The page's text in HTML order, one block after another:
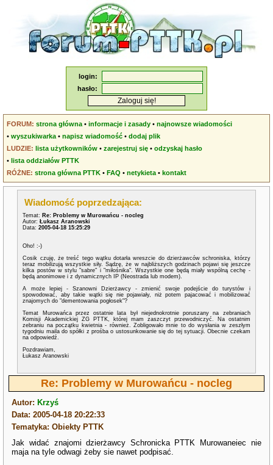
login:
hasło:
FORUM: strona główna •informacje i zasady •najnowsze wiadomości
•wyszukiwarka •napisz wiadomość •dodaj plik
LUDZIE: lista użytkowników •zarejestruj się •odzyskaj hasło
•lista oddziałów PTTK
RÓŻNE: strona główna PTTK •FAQ •netykieta •kontakt
Wiadomość poprzedzająca:
Temat: Re: Problemy w Murowańcu - nocleg
Autor:Łukasz Aranowski
Data:2005-04-18 15:25:29
Oho! :-)
Cosik czuję, że treść tego wątku dotarła wreszcie do dzierżawców schroniska, którzy
teraz mobilizują wszystkie siły. Sądzę, że w najbliższych godzinach pojawi się jeszcze
kilka postów w stylu "sabre" i "miłośnika". Wszystkie one będą miały wspólną cechę -
będą anonimowe i z dynamicznych IP (Neostrada lub modem).
A może lepiej - Szanowni Dzierżawcy - zmienić swoje podejście do turystów i
spowodować, aby takie wątki się nie pojawiały, niż potem pajacować i mobilizować
znajomych do "dementowania pogłosek"?
Temat Murowańca przez ostatnie lata był niejednokrotnie poruszany na zebraniach
Komisji Akademickiej ZG PTTK, której mam zaszczyt przewodniczyć. Na ostatnim
zebraniu na początku kwietnia - również. Zobligowało mnie to do wysłania w zeszłym
tygodniu maila do spółki z prośba o ustosunkowanie się do tej sytuacji. Obecnie czekam
na odpowiedź.
Pozdrawiam,
Łukasz Aranowski
Re: Problemy w Murowańcu - nocleg
Autor: Krzyś
Data: 2005-04-18 20:22:33
Tematyka: Obiekty PTTK
Jak widać znajomi dzierżawcy Schronicka PTTK Murowaneiec nie
maja na tyle odwagi żeby sie nawet podpisać.